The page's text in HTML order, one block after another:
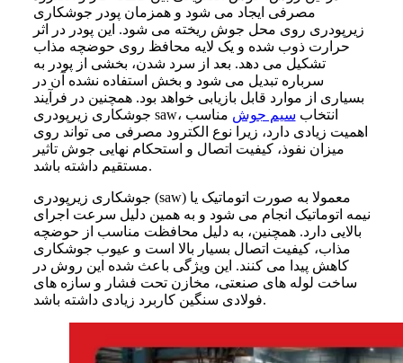
مصرفی ایجاد می شود و همزمان پودر جوشکاری
زیرپودری روی محل جوش ریخته می شود. این پودر در اثر
حرارت ذوب شده و یک لایه محافظ روی حوضچه مذاب
تشکیل می دهد. بعد از سرد شدن، بخشی از پودر به
سرباره تبدیل می شود و بخش استفاده نشده آن در
بسیاری از موارد قابل بازیابی خواهد بود. همچنین در فرآیند
جوشکاری زیرپودری saw، انتخاب سیم جوش مناسب
اهمیت زیادی دارد، زیرا نوع الکترود مصرفی می تواند روی
میزان نفوذ، کیفیت اتصال و استحکام نهایی جوش تاثیر
مستقیم داشته باشد.
جوشکاری زیرپودری (saw) معمولا به صورت اتوماتیک یا
نیمه اتوماتیک انجام می شود و به همین دلیل سرعت اجرای
بالایی دارد. همچنین، به دلیل محافظت مناسب از حوضچه
مذاب، کیفیت اتصال بسیار بالا است و عیوب جوشکاری
کاهش پیدا می کنند. این ویژگی باعث شده این روش در
ساخت لوله های صنعتی، مخازن تحت فشار و سازه های
فولادی سنگین کاربرد زیادی داشته باشد.